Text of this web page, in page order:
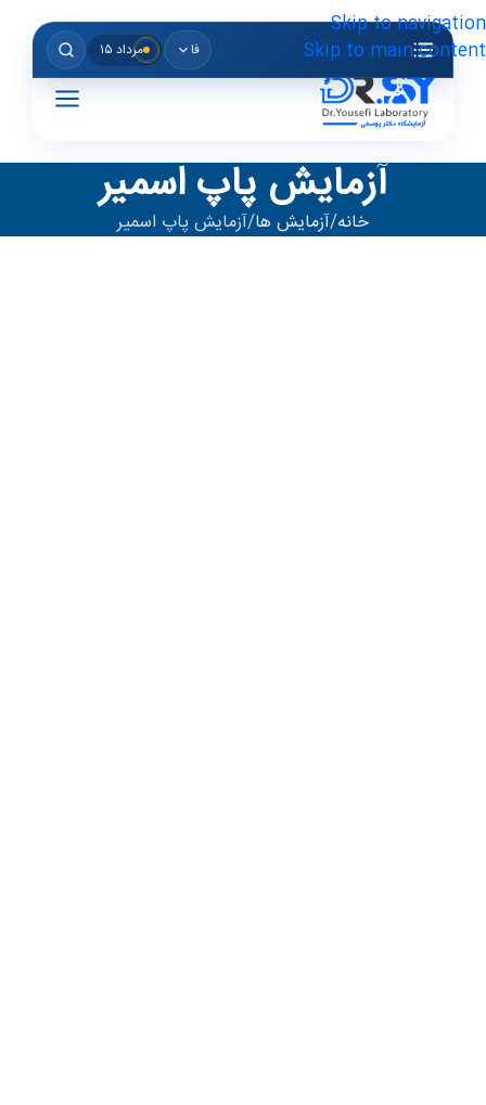
Skip to navigation
Skip to main content
فا مرداد ۱۵
آزمایش پاپ اسمیر
خانه آزمایش ها آزمایش پاپ اسمیر